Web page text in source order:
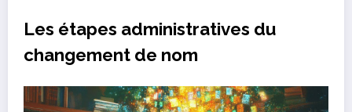
Les étapes administratives du
changement de nom